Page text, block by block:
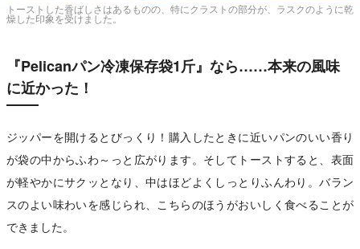
トーストした香ばしさはあるものの、特にクラストの部分が、ラスクのように乾
燥した印象を受けました。
『Pelicanパン冷凍保存袋1斤』なら……本来の風味
に近かった！
ジッパーを開けるとびっくり！購入したときに近いパンのいい香り
が袋の中からふわ～っと広がります。そしてトーストすると、表面
が軽やかにサクッとなり、中はほどよくしっとりふんわり。バラン
スのよい味わいを感じられ、こちらのほうがおいしく食べることが
できました。